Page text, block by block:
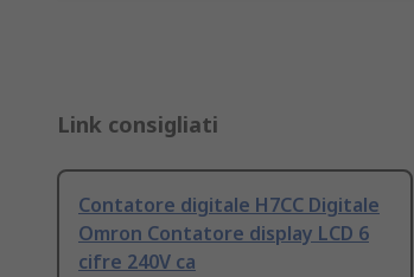
Link consigliati
Contatore digitale H7CC Digitale
Omron Contatore display LCD 6
cifre 240V ca